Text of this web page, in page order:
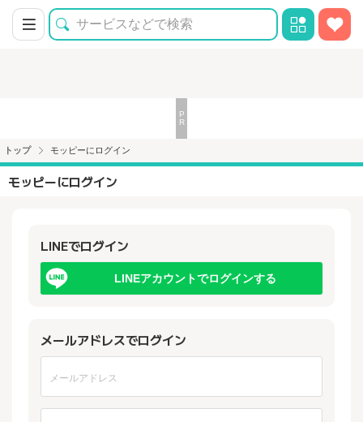
トップ モッピーにログイン
モッピーにログイン
LINEでログイン
LINEアカウントでログインする
メールアドレスでログイン